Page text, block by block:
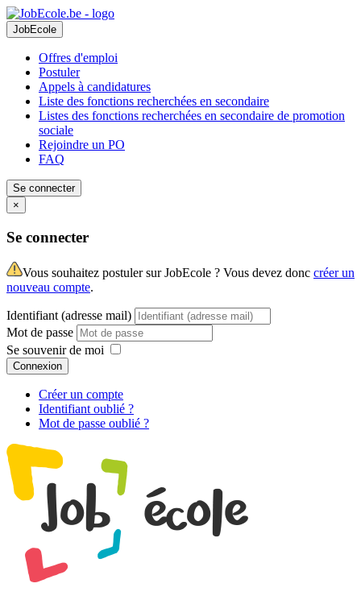
JobEcole
Offres d'emploi
Postuler
Appels à candidatures
Liste des fonctions recherchées en secondaire
Listes des fonctions recherchées en secondaire de promotion
sociale
Rejoindre un PO
FAQ
Se connecter
×
Se connecter
Vous souhaitez postuler sur JobEcole ? Vous devez donc créer un
nouveau compte.
Identifiant (adresse mail)
Mot de passe
Se souvenir de moi
Connexion
Créer un compte
Identifiant oublié ?
Mot de passe oublié ?